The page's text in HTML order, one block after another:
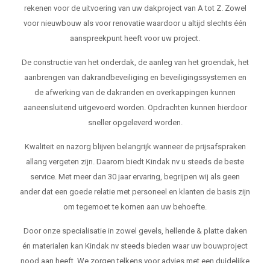
rekenen voor de uitvoering van uw dakproject van A tot Z. Zowel
voor nieuwbouw als voor renovatie waardoor u altijd slechts één
aanspreekpunt heeft voor uw project.
De constructie van het onderdak, de aanleg van het groendak, het
aanbrengen van dakrandbeveiliging en beveiligingssystemen en
de afwerking van de dakranden en overkappingen kunnen
aaneensluitend uitgevoerd worden. Opdrachten kunnen hierdoor
sneller opgeleverd worden.
Kwaliteit en nazorg blijven belangrijk wanneer de prijsafspraken
allang vergeten zijn. Daarom biedt Kindak nv u steeds de beste
service. Met meer dan 30 jaar ervaring, begrijpen wij als geen
ander dat een goede relatie met personeel en klanten de basis zijn
om tegemoet te komen aan uw behoefte.
Door onze specialisatie in zowel gevels, hellende & platte daken
én materialen kan Kindak nv steeds bieden waar uw bouwproject
nood aan heeft. We zorgen telkens voor advies met een duidelijke